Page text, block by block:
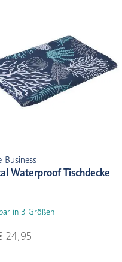
Business
Waterproof Tischdecke
in 3 Größen
24,95